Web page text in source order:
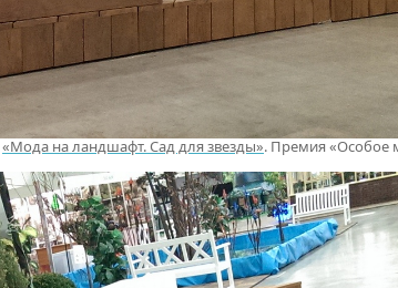
«Мода на ландшафт. Сад для звезды». Премия «Особое